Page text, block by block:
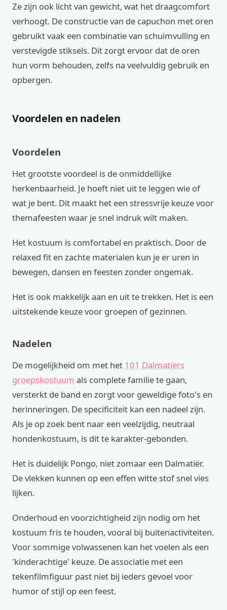
Ze zijn ook licht van gewicht, wat het draagcomfort
verhoogt. De constructie van de capuchon met oren
gebruikt vaak een combinatie van schuimvulling en
verstevigde stiksels. Dit zorgt ervoor dat de oren
hun vorm behouden, zelfs na veelvuldig gebruik en
opbergen.
Voordelen en nadelen
Voordelen
Het grootste voordeel is de onmiddellijke
herkenbaarheid. Je hoeft niet uit te leggen wie of
wat je bent. Dit maakt het een stressvrije keuze voor
themafeesten waar je snel indruk wilt maken.
Het kostuum is comfortabel en praktisch. Door de
relaxed fit en zachte materialen kun je er uren in
bewegen, dansen en feesten zonder ongemak.
Het is ook makkelijk aan en uit te trekken. Het is een
uitstekende keuze voor groepen of gezinnen.
Nadelen
De mogelijkheid om met het 101 Dalmatiërs
groepskostuum als complete familie te gaan,
versterkt de band en zorgt voor geweldige foto's en
herinneringen. De specificiteit kan een nadeel zijn.
Als je op zoek bent naar een veelzijdig, neutraal
hondenkostuum, is dit te karakter-gebonden.
Het is duidelijk Pongo, niet zomaar een Dalmatiër.
De vlekken kunnen op een effen witte stof snel vies
lijken.
Onderhoud en voorzichtigheid zijn nodig om het
kostuum fris te houden, vooral bij buitenactiviteiten.
Voor sommige volwassenen kan het voelen als een
'kinderachtige' keuze. De associatie met een
tekenfilmfiguur past niet bij ieders gevoel voor
humor of stijl op een feest.